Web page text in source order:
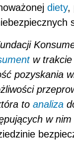
diety,
w trakcie
pozyskania
to analiza
w